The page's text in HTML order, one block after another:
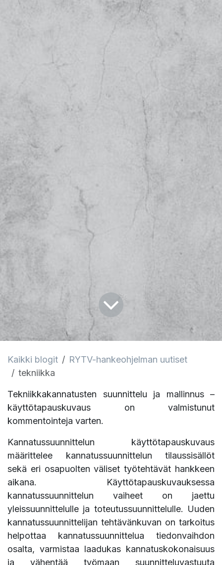
Kaikki blogit
RYTV-hankeohjelman uutiset
tekniikka
Tekniikkakannatusten suunnittelu ja mallinnus –
käyttötapauskuvaus on valmistunut
kommentointeja varten.
Kannatussuunnittelun käyttötapauskuvaus
määrittelee kannatussuunnittelun tilaussisällöt
sekä eri osapuolten väliset työtehtävät hankkeen
aikana. Käyttötapauskuvauksessa
kannatussuunnittelun vaiheet on jaettu
yleissuunnittelulle ja toteutussuunnittelulle. Uuden
kannatussuunnittelijan tehtävänkuvan on tarkoitus
helpottaa kannatussuunnittelua tiedonvaihdon
osalta, varmistaa laadukas kannatuskokonaisuus
ja vähentää työmaan suunnitteluvastuuta